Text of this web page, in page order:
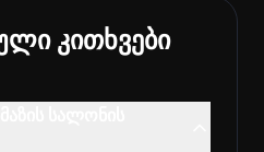
კითხვები